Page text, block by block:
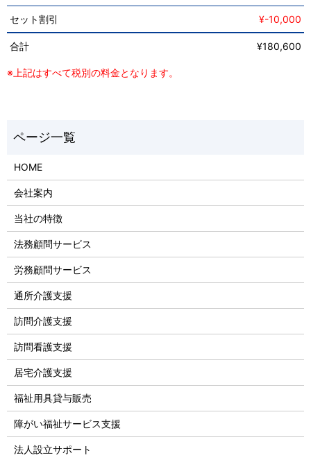
セット割引 ¥-10,000
合計 ¥180,600
※上記はすべて税別の料金となります。
HOME
会社案内
当社の特徴
法務顧問サービス
労務顧問サービス
通所介護支援
訪問介護支援
訪問看護支援
居宅介護支援
福祉用具貸与販売
障がい福祉サービス支援
法人設立サポート